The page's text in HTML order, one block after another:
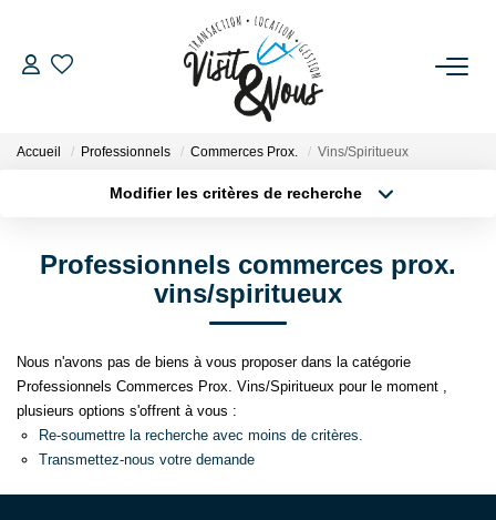
ACHETER
GESTION LOCATIVE
NOS AGENCES
NOS SERVICES
Accueil Professionnels Commerces Prox. Vins/Spiritueux
Modifier les critères de recherche
Budget max
Professionnels commerces prox.
vins/spiritueux
Nous n'avons pas de biens à vous proposer dans la catégorie
Professionnels Commerces Prox. Vins/Spiritueux pour le moment ,
plusieurs options s'offrent à vous :
Re-soumettre la recherche avec moins de critères.
Transmettez-nous votre demande